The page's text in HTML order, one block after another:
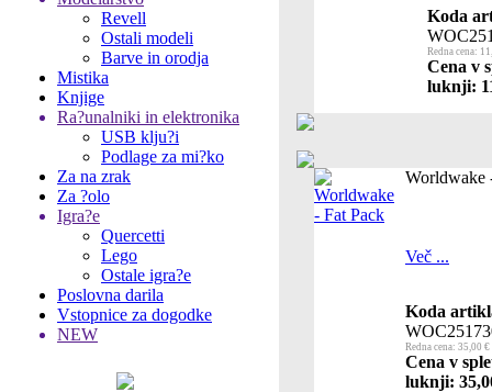
Revell
Ostali modeli
Barve in orodja
Mistika
Knjige
Ra?unalniki in elektronika
USB klju?i
Podlage za mi?ko
Za na zrak
Za ?olo
Igra?e
Quercetti
Lego
Ostale igra?e
Poslovna darila
Vstopnice za dogodke
NEW
Koda
Redna cena:
Cena v
luknji:
Worldwake
Več ...
Koda
Redna cena: 35,00 €
Cena v
luknji: